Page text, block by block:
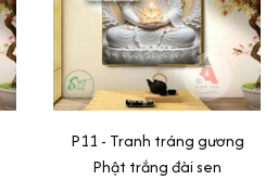
P11 - Tranh tráng gương
Phật trắng đài sen